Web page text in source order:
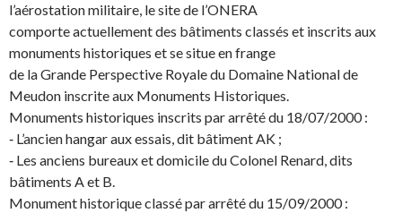
l’aérostation militaire, le site de l’ONERA
comporte actuellement des bâtiments classés et inscrits aux
monuments historiques et se situe en frange
de la Grande Perspective Royale du Domaine National de
Meudon inscrite aux Monuments Historiques.
Monuments historiques inscrits par arrêté du 18/07/2000 :
‐ L’ancien hangar aux essais, dit bâtiment AK ;
‐ Les anciens bureaux et domicile du Colonel Renard, dits
bâtiments A et B.
Monument historique classé par arrêté du 15/09/2000 :